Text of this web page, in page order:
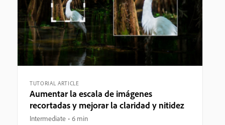
TUTORIAL ARTICLE
Aumentar la escala de imágenes
recortadas y mejorar la claridad y nitidez
Intermediate 6 min